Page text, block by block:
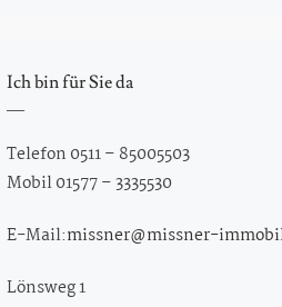
Ich bin für Sie da
Telefon 0511 – 85005503
Mobil 01577 – 3335530
E-Mail:missner@missner-
Lönsweg 1